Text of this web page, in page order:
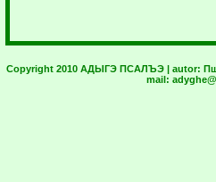
Copyright 2010 АДЫГЭ ПСАЛЪЭ | autor:
mail: